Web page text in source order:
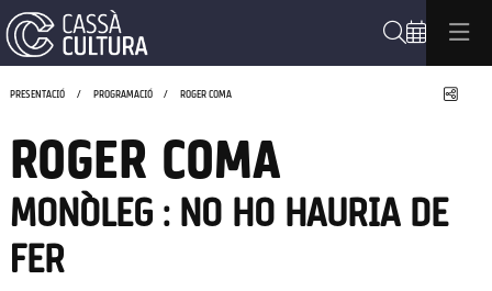
PRESENTACIÓ PROGRAMACIÓ ROGER COMA
ROGER COMA
MONÒLEG : NO HO HAURIA DE
FER